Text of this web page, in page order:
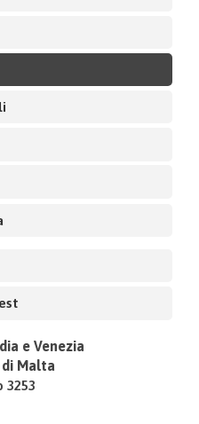
e Venezia
Malta